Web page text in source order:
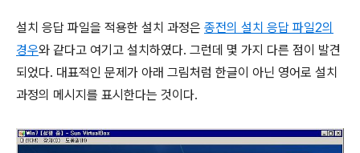
설치 응답 파일을 적용한 설치 과정은 종전의 설치 응답 파일2의
경우와 같다고 여기고 설치하였다. 그런데 몇 가지 다른 점이 발견
되었다. 대표적인 문제가 아래 그림처럼 한글이 아닌 영어로 설치
과정의 메시지를 표시한다는 것이다.